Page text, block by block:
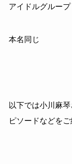
アイドルグルー
本名同じ
以下では小川麻
ピソードなどを